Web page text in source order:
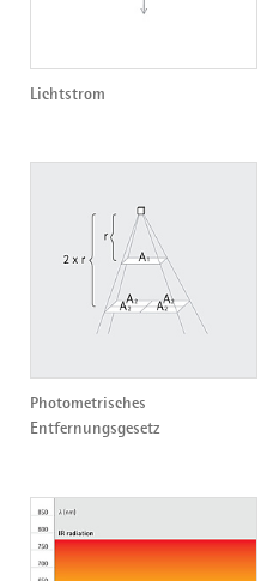
Lichtstrom
Photometrisches
Entfernungsgesetz